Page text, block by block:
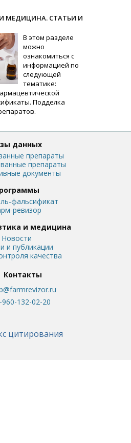
МЕДИЦИНА. СТАТЬИ И
В этом разделе
можно
ознакомиться с
информацией по
следующей
тематике:
Подделка
данных
препараты
препараты
документы
фальсификат
ревизор
и медицина
Новости
и публикации
качества
Контакты
960-132-02-20